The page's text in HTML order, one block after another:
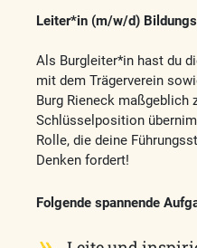
Leiter*in (m/w/d)
Als Burgleiter*in hast du
mit dem Trägerverein
Burg Rieneck maßgeblich
Schlüsselposition
Rolle, die deine
Denken fordert!
Folgende spannende